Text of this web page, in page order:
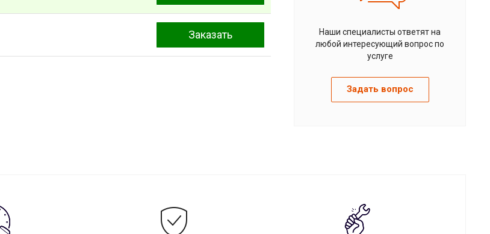
Заказать
Наши специалисты ответят на
любой интересующий вопрос по
услуге
Задать вопрос